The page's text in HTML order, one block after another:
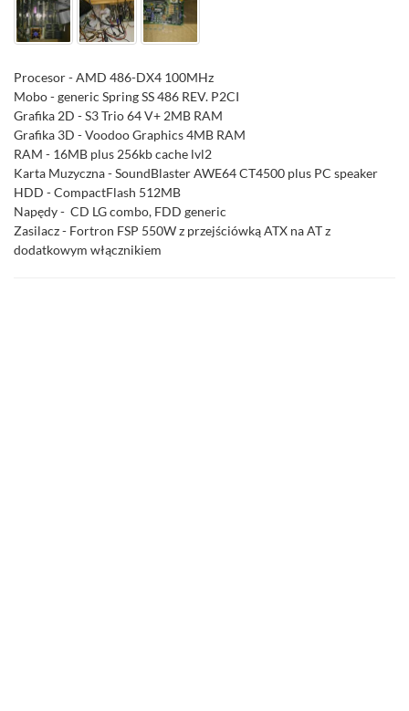
Procesor - AMD 486-DX4 100MHz
Mobo - generic Spring SS 486 REV. P2CI
Grafika 2D - S3 Trio 64 V+ 2MB RAM
Grafika 3D - Voodoo Graphics 4MB RAM
RAM - 16MB plus 256kb cache lvl2
Karta Muzyczna - SoundBlaster AWE64 CT4500 plus PC speaker
HDD - CompactFlash 512MB
Napędy - CD LG combo, FDD generic
Zasilacz - Fortron FSP 550W z przejściówką ATX na AT z
dodatkowym włącznikiem